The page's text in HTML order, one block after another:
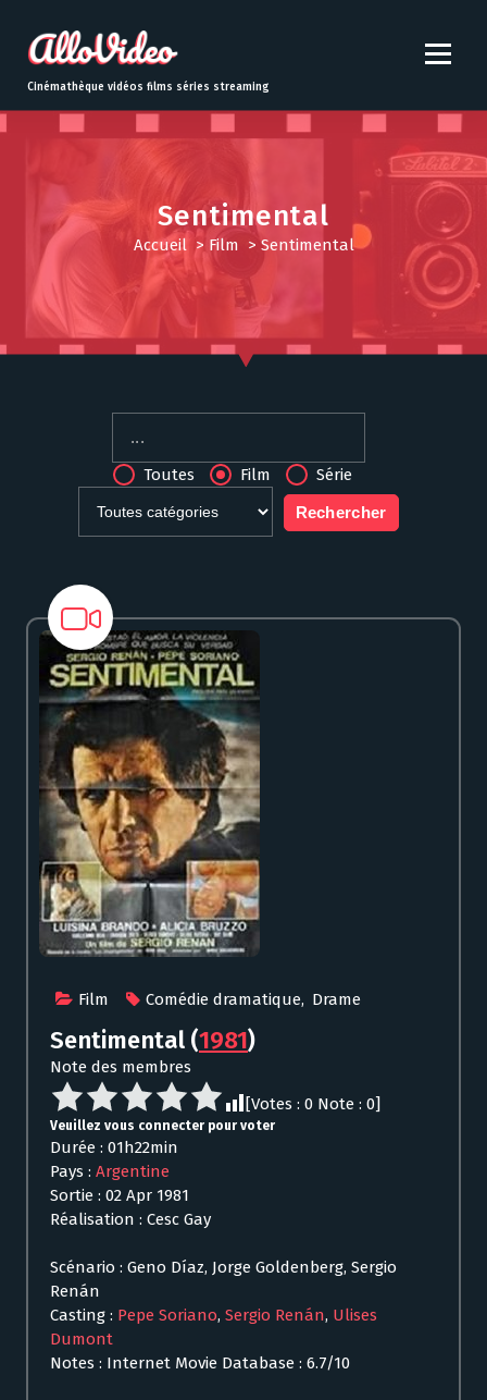
t
o
Cinémathèque vidéos films séries streaming
Sentimental
Accueil> Film > Sentimental
Toutes Film Série
Film Comédie dramatique, Drame
Sentimental (1981)
Note des membres
[Votes : 0 Note : 0]
Veuillez vous connecter pour voter
Durée : 01h22min
Pays : Argentine
Sortie : 02 Apr 1981
Réalisation : Cesc Gay
Scénario : Geno Díaz, Jorge Goldenberg, Sergio
Renán
Casting : Pepe Soriano, Sergio Renán, Ulises
Dumont
Notes : Internet Movie Database : 6.7/10